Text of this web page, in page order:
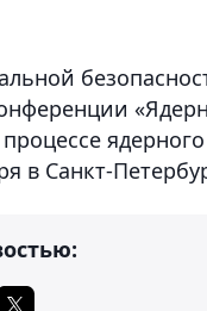
в Санкт-